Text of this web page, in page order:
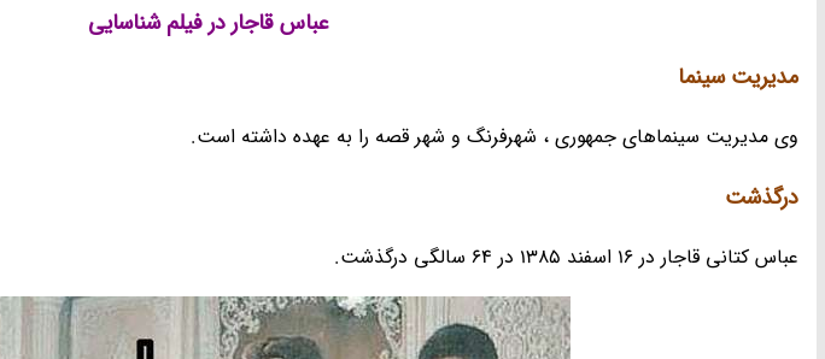
عباس قاجار در فیلم شناسایی
مدیریت سینما
وی مدیریت سینماهای جمهوری ، شهرفرنگ و شهر قصه را به عهده داشته است.
درگذشت
عباس کتانی قاجار در 16 اسفند 1385 در 64 سالگی درگذشت.